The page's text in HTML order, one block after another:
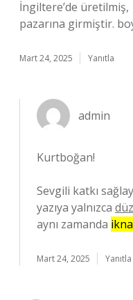
İngiltere’de üretilmiş,
pazarına girmiştir.
Mart 24, 2025 Yanıtla
admin
Kurtboğan!
Sevgili katkı
yazıya yalnızca
aynı zamanda
Mart 24, 2025 Yanıtla